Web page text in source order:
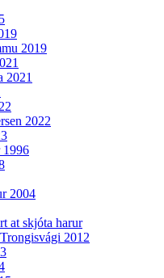
2019
2021
2022
1996
2004
at skjóta harur
2012